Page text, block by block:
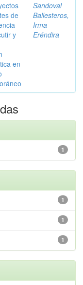
de
y
en
Sandoval
Ballesteros,
Irma
Eréndira
1
1
1
1